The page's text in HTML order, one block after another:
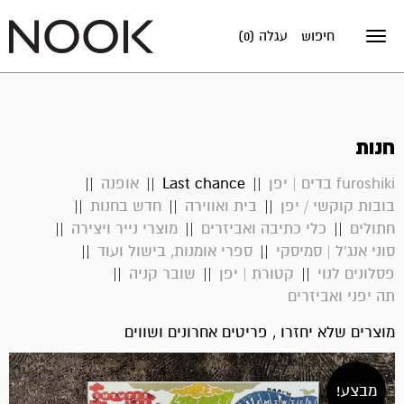
Toggle
עגלה (0) חיפוש
חנות
furoshiki בדים | יפן Last chance
אופנה
בובות קוקשי / יפן
בית ואווירה
חדש בחנות
חתולים
כלי כתיבה ואביזרים
מוצרי נייר ויצירה
סוני אנג'ל | סמיסקי
ספרי אומנות, בישול ועוד
פסלונים לנוי
קטורת | יפן
שובר קניה
תה יפני ואביזרים
מוצרים שלא יחזרו , פריטים אחרונים ושווים
מבצע!
המחיר
המקורי
היה:
₪39.
המחיר
הנוכחי
הוא:
₪29.